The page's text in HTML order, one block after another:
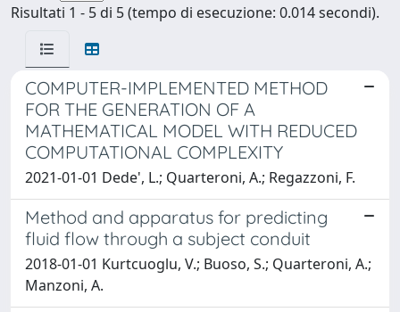
Risultati 1 - 5 di 5 (tempo di esecuzione: 0.014 secondi).
COMPUTER-IMPLEMENTED METHOD
FOR THE GENERATION OF A
MATHEMATICAL MODEL WITH REDUCED
COMPUTATIONAL COMPLEXITY
2021-01-01 Dede', L.; Quarteroni, A.; Regazzoni, F.
Method and apparatus for predicting
fluid flow through a subject conduit
2018-01-01 Kurtcuoglu, V.; Buoso, S.; Quarteroni, A.;
Manzoni, A.